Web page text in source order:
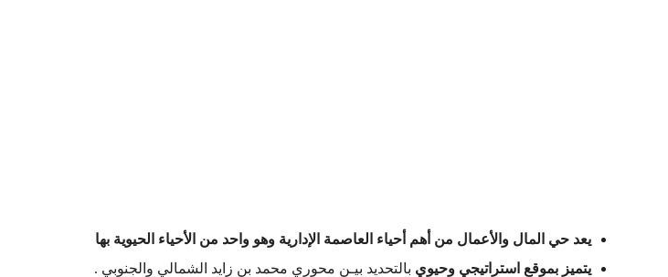
يعد حي المال والأعمال من أهم أحياء العاصمة الإدارية وهو واحد من الأحياء الحيوية بها
يتميز بموقع استراتيجي وحيوي بالتحديد بيـن محوري محمد بن زايد الشمالي والجنوبي .